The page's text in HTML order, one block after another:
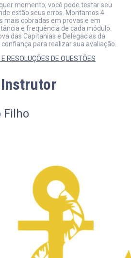
momento, você pode testar seu
estão seus erros. Montamos 4
mais cobradas em provas e em
e frequência de cada módulo.
das Capitanias e Delegacias da
para realizar sua avaliação.
RESOLUÇÕES DE QUESTÕES
Instrutor
Filho